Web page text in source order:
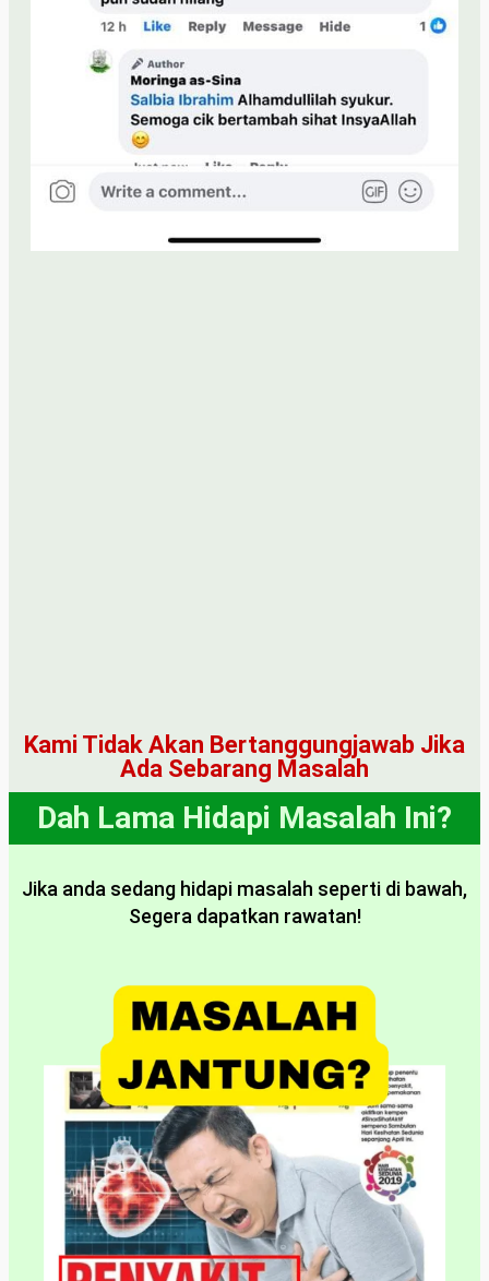
Kami Tidak Akan Bertanggungjawab Jika
Ada Sebarang Masalah
Dah Lama Hidapi Masalah Ini?
Jika anda sedang hidapi masalah seperti di bawah,
Segera dapatkan rawatan!